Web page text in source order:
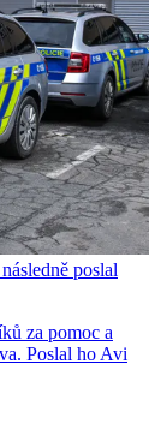
poslal
za pomoc a
Poslal ho Avi